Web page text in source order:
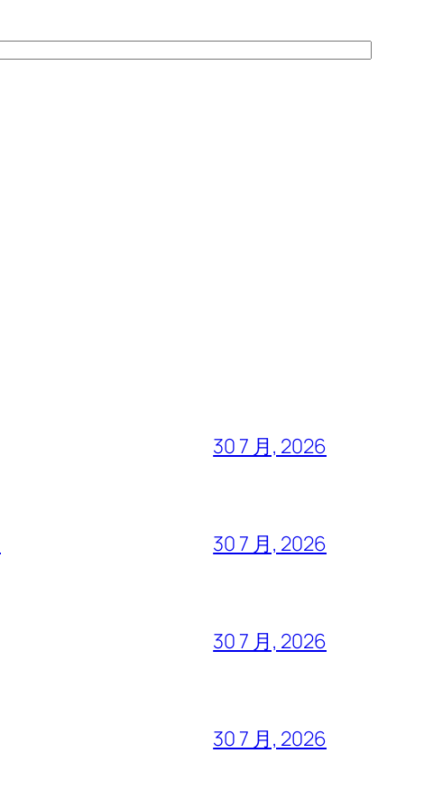
30 7 月, 2026
30 7 月, 2026
30 7 月, 2026
30 7 月, 2026